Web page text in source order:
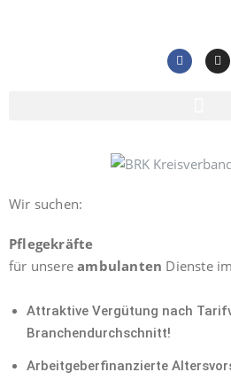
Wir suchen:
Pflegekräfte
für unsereambulanten Dienste
Attraktive Vergütung nach
Branchendurchschnitt!
Arbeitgeberfinanzierte